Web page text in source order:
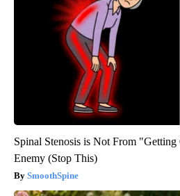
Spinal Stenosis is Not From
Enemy (Stop This)
SmoothSpine